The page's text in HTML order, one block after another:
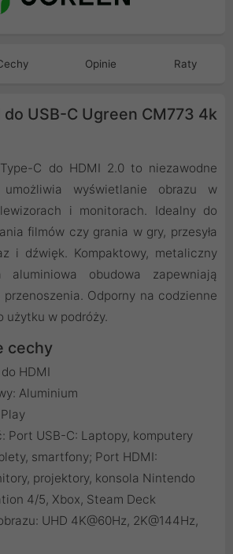
Opinie Raty
USB-C Ugreen CM773 4k
C do HDMI 2.0 to niezawodne
wyświetlanie obrazu w
i monitorach. Idealny do
filmów czy grania w gry, przesyła
i dźwięk. Kompaktowy, metaliczny
obudowa zapewniają
przenoszenia. Odporny na codzienne
użytku w podróży.
cechy
HDMI
Aluminium
Port USB-C: Laptopy, komputery
smartfony; Port HDMI:
projektory, konsola Nintendo
4/5, Xbox, Steam Deck
UHD 4K@60Hz, 2K@144Hz,